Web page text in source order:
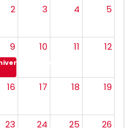
2 3 4 5
9
de Jendouba occupe la
10 11 12
16 17 18 19
23 24 25 26